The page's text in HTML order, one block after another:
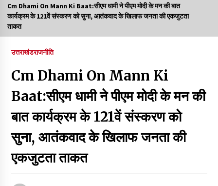
Minorities Rights Day : विश्व अल्पसंख्यक अधिकार दिवस
पर रखने की घोषणा
September 7, 2023
Thought Of The Day 6 September
September 6, 2023
Thought Of The Day 18 May
Cm Dhami On Mann Ki Baat:सीएम धामी ने पीएम मोदी के मन की बात
कार्यक्रम के 121वें संस्करण को सुना, आतंकवाद के खिलाफ जनता की एकजुटता
ताकत
उत्तराखंडराजनीति
Cm Dhami On Mann Ki
Baat:सीएम धामी ने पीएम मोदी के मन की
बात कार्यक्रम के 121वें संस्करण को
सुना, आतंकवाद के खिलाफ जनता की
एकजुटता ताकत